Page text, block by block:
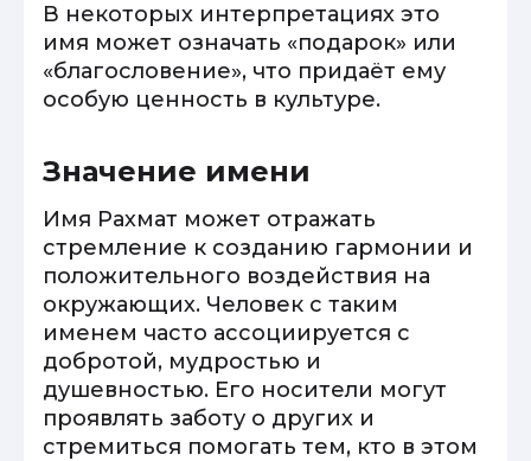
В некоторых интерпретациях это
имя может означать «подарок» или
«благословение», что придаёт ему
особую ценность в культуре.
Значение имени
Имя Рахмат может отражать
стремление к созданию гармонии и
положительного воздействия на
окружающих. Человек с таким
именем часто ассоциируется с
добротой, мудростью и
душевностью. Его носители могут
проявлять заботу о других и
стремиться помогать тем, кто в этом